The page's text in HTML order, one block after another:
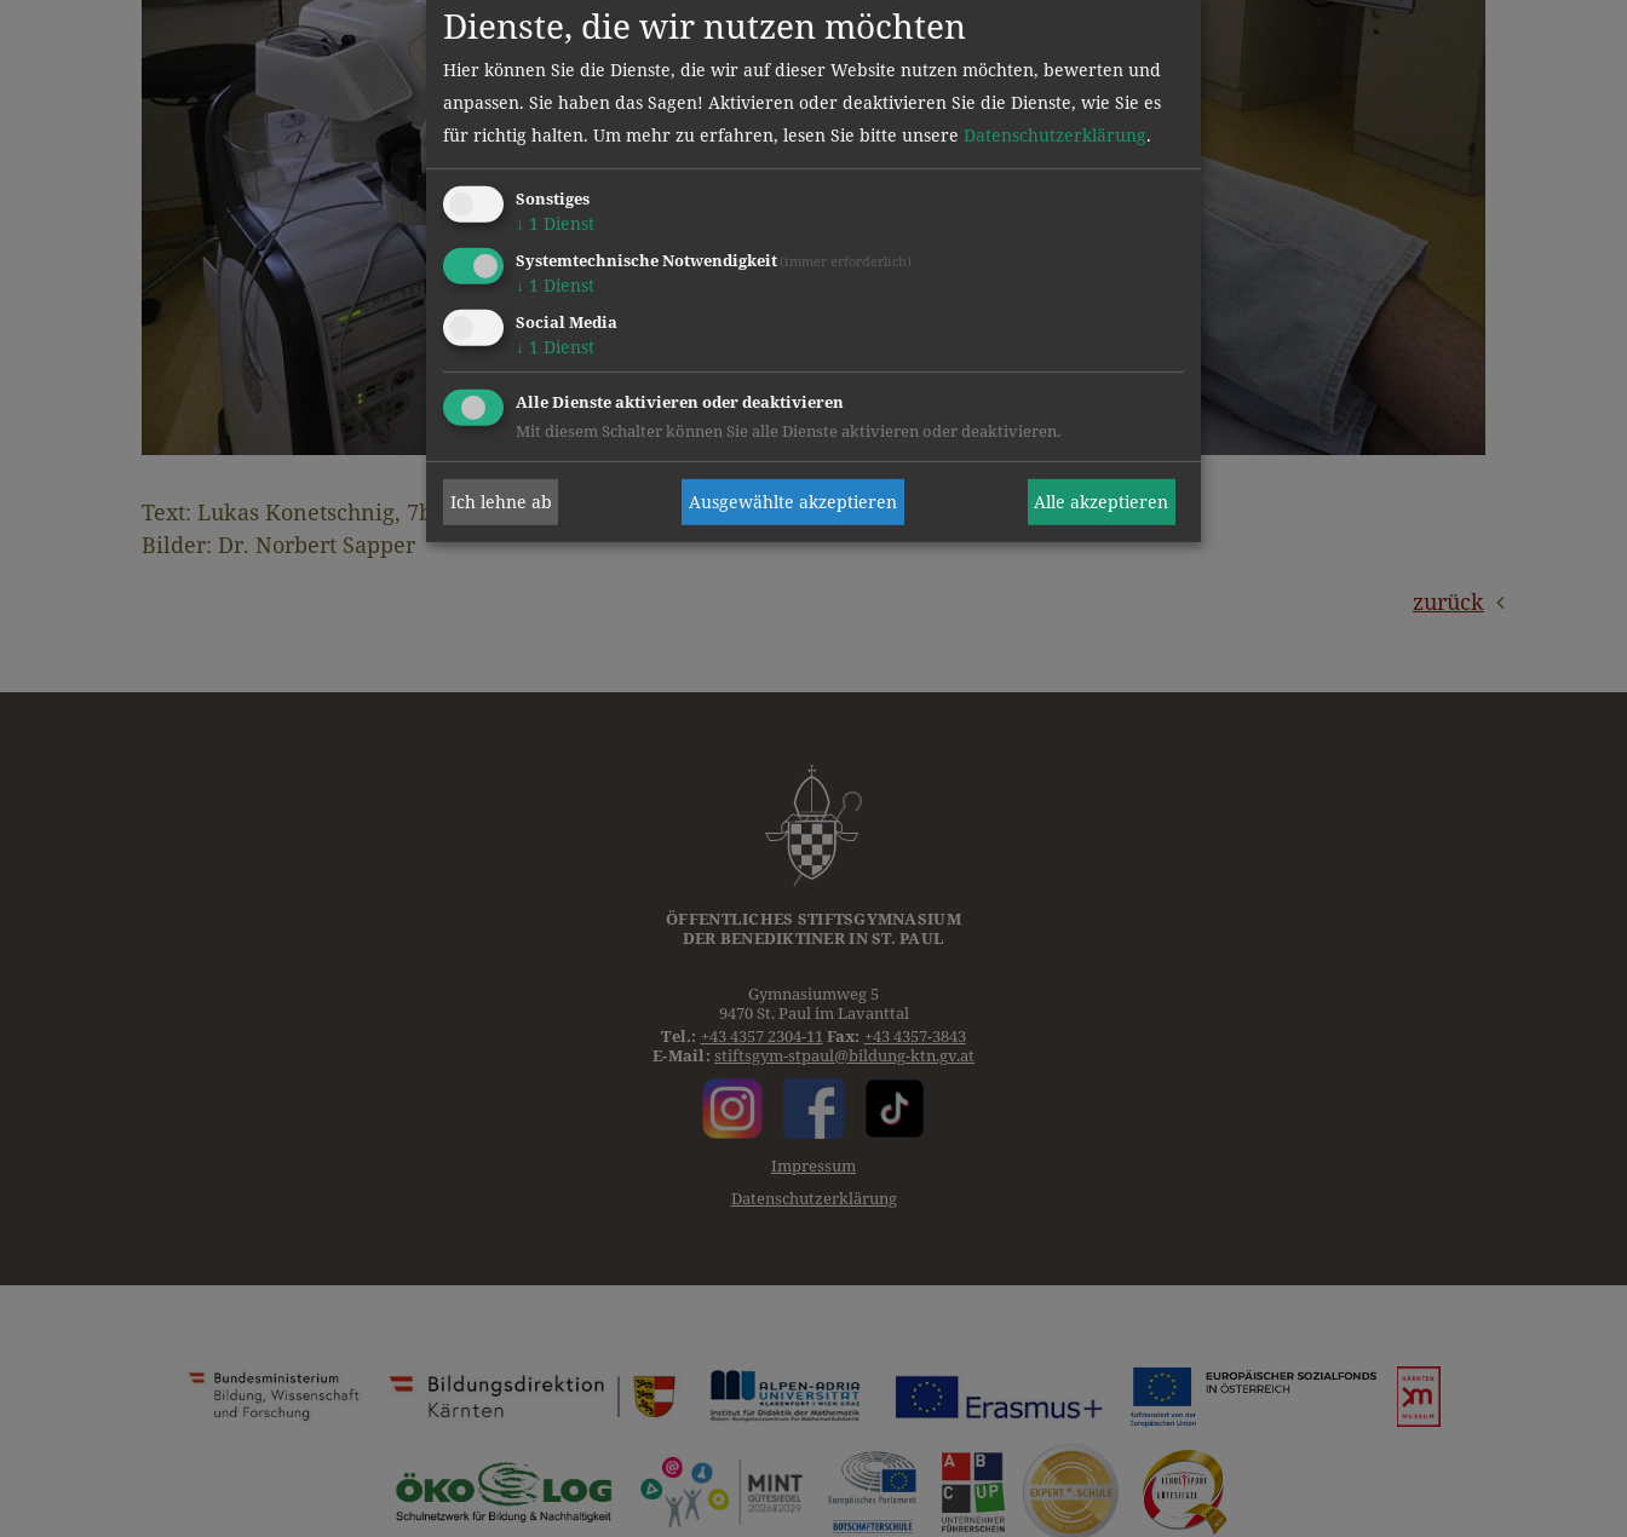
Text: Lukas Konetschnig, 7b
zurück
Dienste, die wir nutzen möchten
Hier können Sie die Dienste, die wir auf dieser Website nutzen möchten, bewerten und
anpassen. Sie haben das Sagen! Aktivieren oder deaktivieren Sie die Dienste, wie Sie es
für richtig halten. Um mehr zu erfahren, lesen Sie bitte unsere Datenschutzerklärung.
Sonstiges
↓ 1 Dienst
Systemtechnische Notwendigkeit (immer erforderlich)
↓ 1 Dienst
Social Media
↓ 1 Dienst
Alle Dienste aktivieren oder deaktivieren
Mit diesem Schalter können Sie alle Dienste aktivieren oder deaktivieren.
Ich lehne ab Ausgewählte akzeptieren Alle akzeptieren